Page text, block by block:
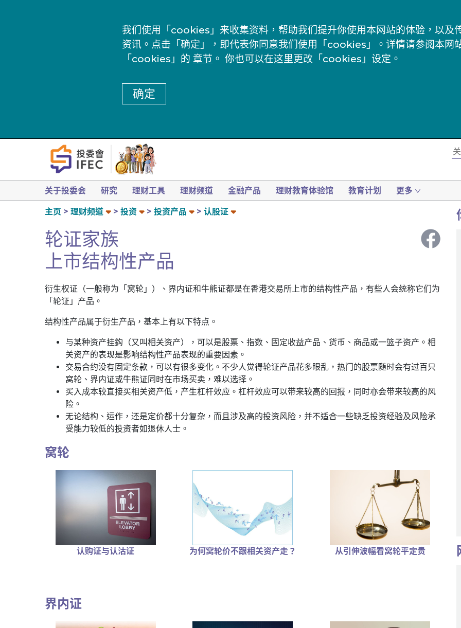
我们使用「cookies」来收集资料，帮助我们提升你使用本网站的体验，以及
资讯。点击「确定」，即代表你同意我们使用「cookies」。详情请参阅本网
「cookies」的 章节 。 你也可以在这里更改「cookies」设定。
确定
关于投委会 研究 理财工具 理财频道 金融产品 理财教育体验馆 教育计划 更多
主页 理财频道 投资 投资产品 认股证
轮证家族
上市结构性产品
衍生权证（一般称为「窝轮」）、界内证和牛熊证都是在香港交易所上市的结构性产品，有些人会统称它们为
「轮证」产品。
结构性产品属于衍生产品，基本上有以下特点。
与某种资产挂鈎（又叫相关资产），可以是股票、指数、固定收益产品、货币、商品或一篮子资产。相
关资产的表现是影响结构性产品表现的重要因素。
交易合约没有固定条款，可以有很多变化。不少人觉得轮证产品花多眼乱，热门的股票随时会有过百只
窝轮、界内证或牛熊证同时在市场买卖，难以选择。
买入成本较直接买相关资产低，产生杠杆效应。杠杆效应可以带来较高的回报，同时亦会带来较高的风
险。
无论结构、运作，还是定价都十分复杂，而且涉及高的投资风险，并不适合一些缺乏投资经验及风险承
受能力较低的投资者如退休人士。
窝轮
认购证与认沽证 为何窝轮价不跟相关资产走？ 从引伸波幅看窝轮平定贵
界内证